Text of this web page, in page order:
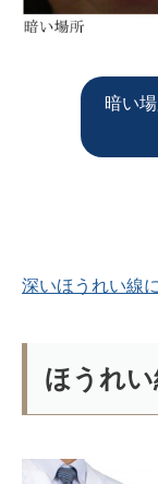
暗い
深いほうれい線
ほうれ